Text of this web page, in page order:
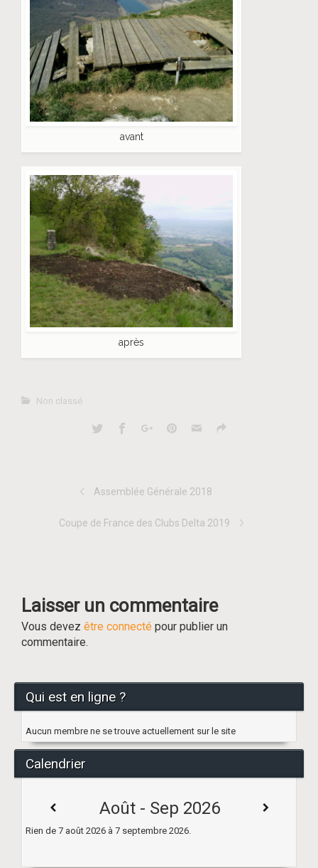
avant
après
Non classé
Assemblée Générale 2018
Coupe de France des Clubs Delta 2019
Laisser un commentaire
Vous devez être connecté pour publier un
commentaire.
Qui est en ligne ?
Aucun membre ne se trouve actuellement sur le site
Calendrier
Août - Sep 2026
Rien de 7 août 2026 à 7 septembre 2026.